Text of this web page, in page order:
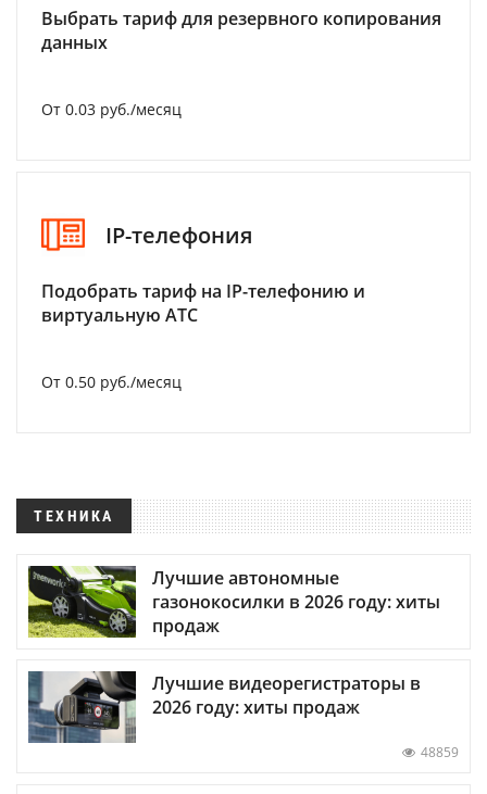
Выбрать тариф для резервного копирования
данных
От 0.03 руб./месяц
IP-телефония
Подобрать тариф на IP-телефонию и
виртуальную АТС
От 0.50 руб./месяц
ТЕХНИКА
Лучшие автономные
газонокосилки в 2026 году: хиты
продаж
Лучшие видеорегистраторы в
2026 году: хиты продаж
48859